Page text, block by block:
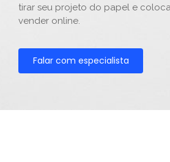
tirar seu projeto do papel e
vender online.
Falar com especialista